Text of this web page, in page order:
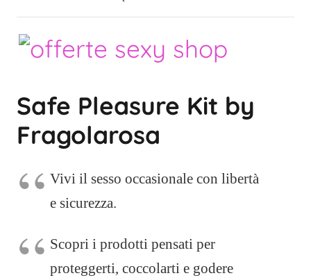
Safe Pleasure Kit by
Fragolarosa
Vivi il sesso occasionale con libertà
e sicurezza.
Scopri i prodotti pensati per
proteggerti, coccolarti e godere